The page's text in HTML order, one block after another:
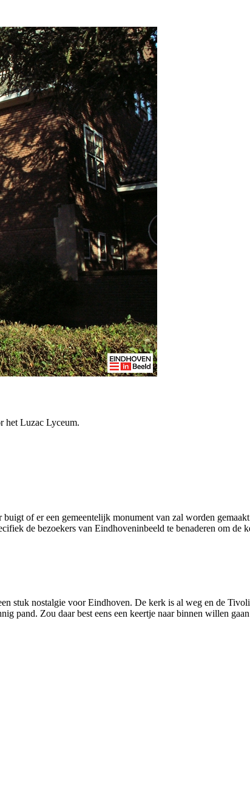
het Luzac Lyceum.
of er een gemeentelijk monument van zal worden
de bezoekers van Eindhoveninbeeld te benaderen om de
stuk nostalgie voor Eindhoven. De kerk is al weg en de
pand. Zou daar best eens een keertje naar binnen willen